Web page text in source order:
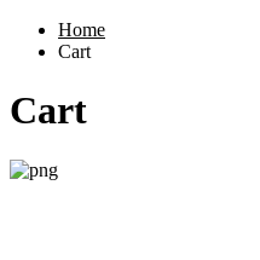
Home
Cart
Cart